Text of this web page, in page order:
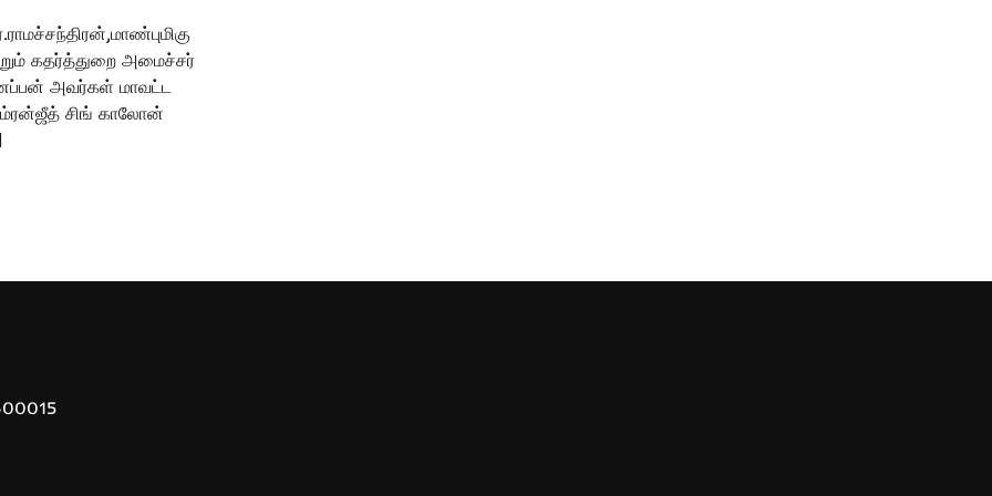
கதர்த்துறை அமைச்சர்
அவர்கள் மாவட்ட
சிங் காலோன்